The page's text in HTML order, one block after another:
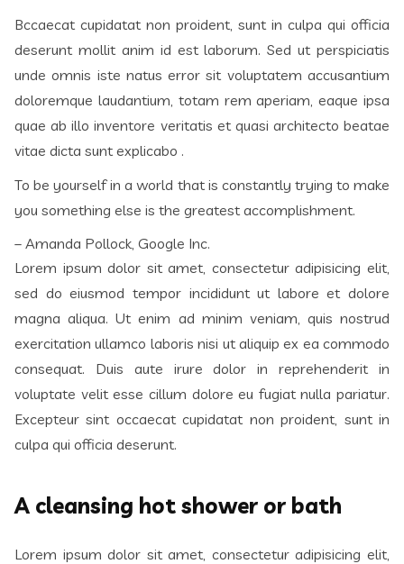
Bccaecat cupidatat non proident, sunt in culpa qui officia
deserunt mollit anim id est laborum. Sed ut perspiciatis
unde omnis iste natus error sit voluptatem accusantium
doloremque laudantium, totam rem aperiam, eaque ipsa
quae ab illo inventore veritatis et quasi architecto beatae
vitae dicta sunt explicabo .
To be yourself in a world that is constantly trying to make
you something else is the greatest accomplishment.
– Amanda Pollock, Google Inc.
Lorem ipsum dolor sit amet, consectetur adipisicing elit,
sed do eiusmod tempor incididunt ut labore et dolore
magna aliqua. Ut enim ad minim veniam, quis nostrud
exercitation ullamco laboris nisi ut aliquip ex ea commodo
consequat. Duis aute irure dolor in reprehenderit in
voluptate velit esse cillum dolore eu fugiat nulla pariatur.
Excepteur sint occaecat cupidatat non proident, sunt in
culpa qui officia deserunt.
A cleansing hot shower or bath
Lorem ipsum dolor sit amet, consectetur adipisicing elit,